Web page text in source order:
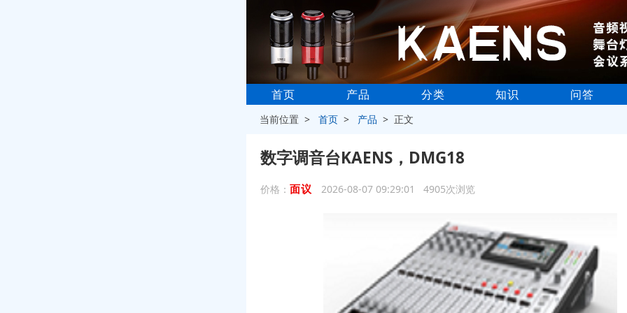
首页 产品 分类 知识 问答
当前位置 >首页 > 产品 > 正文
数字调音台KAENS，DMG18
价格： 面议 2026-08-07 09:29:01 4905次浏览